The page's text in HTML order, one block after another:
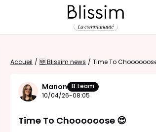
Accueil / 🆕 Blissim news / Time To
Manon B.team
10/04/26-08:05
Time To Choooooose 😍